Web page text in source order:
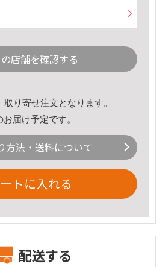
店舗を確認する
り寄せ注文となります。
届け予定です。
方法・送料について
トに入れる
配送する